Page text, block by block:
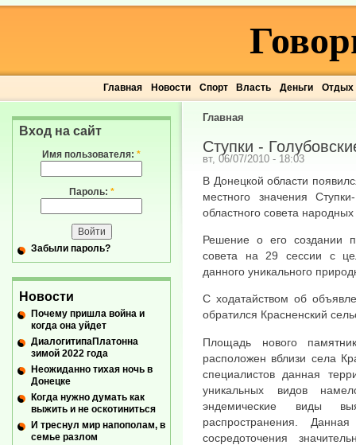
Главная Новости Спорт Власть Деньги Отдых
Главная
Ступки -
вт, 06/07/2010 - 18:03
В Донецкой области
местного значения
областного совета народных
Решение о его создании
совета на 29 сессии с
данного уникального
С ходатайством об
обратился Красненский
Площадь нового
расположен вблизи села
специалистов данная
уникальных видов
эндемические виды
распространения.
сосредоточения
Вход на сайт
Имя пользователя: *
Пароль: *
Забыли пароль?
Новости
Почему пришла война и
когда она уйдет
ДиалогитипаПлатонна
зимой 2022 года
Неожиданно тихая ночь в
Донецке
Когда нужно думать как
выжить и не оскотиниться
И треснул мир напополам, в
семье разлом